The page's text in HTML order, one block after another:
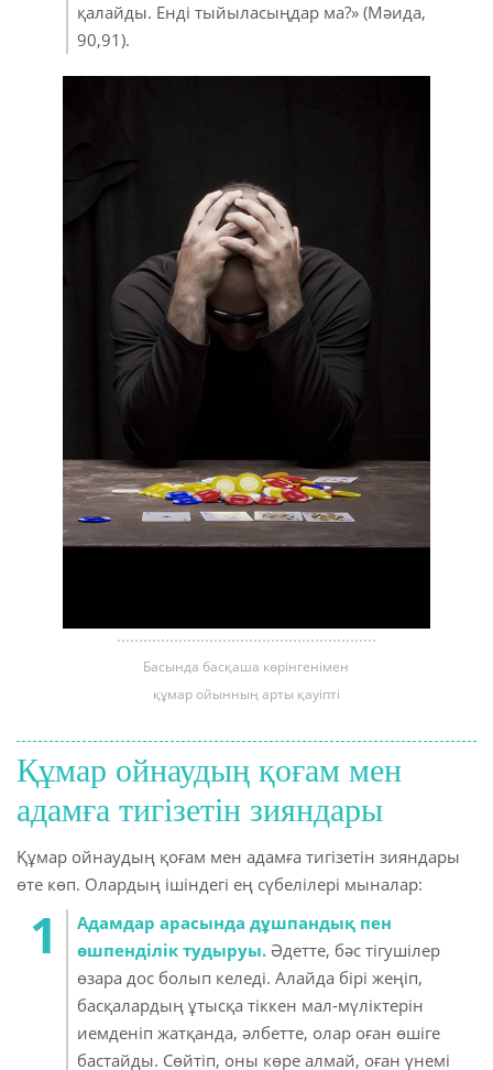
қалайды. Енді тыйыласыңдар ма?» (Мәида,
90,91).
Басында басқаша көрінгенімен
құмар ойынның арты қауіпті
Құмар ойнаудың қоғам мен
адамға тигізетін зияндары
Құмар ойнаудың қоғам мен адамға тигізетін зияндары
өте көп. Олардың ішіндегі ең сүбелілері мыналар:
Адамдар арасында дұшпандық пен
өшпенділік тудыруы. Әдетте, бәс тігушілер
өзара дос болып келеді. Алайда бірі жеңіп,
басқалардың ұтысқа тіккен мал-мүліктерін
иемденіп жатқанда, әлбетте, олар оған өшіге
бастайды. Сөйтіп, оны көре алмай, оған үнемі